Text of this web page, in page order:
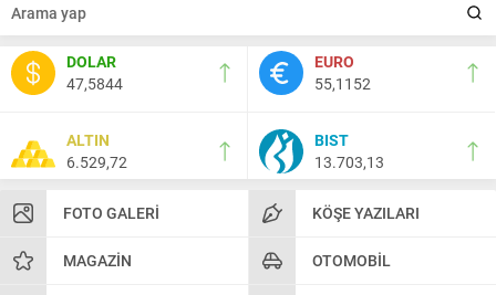
DOLAR
47,5844
EURO
55,1152
ALTIN
6.529,72
BIST
13.703,13
FOTO GALERI KÖŞE YAZILARI
MAGAZIN OTOMOBIL